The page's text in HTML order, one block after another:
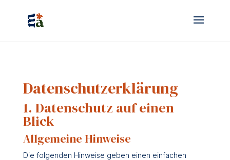
Datenschutz­erklärung
1. Datenschutz auf einen
Blick
Allgemeine Hinweise
Die folgenden Hinweise geben einen einfachen